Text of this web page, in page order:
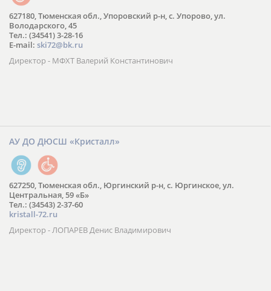
627180, Тюменская обл., Упоровский р-н, с. Упорово, ул.
Володарского, 45
Тел.: (34541) 3-28-16
E-mail: ski72@bk.ru
Директор - МФХТ Валерий Константинович
АУ ДО ДЮСШ «Кристалл»
627250, Тюменская обл., Юргинский р-н, с. Юргинское, ул.
Центральная, 59 «Б»
Тел.: (34543) 2-37-60
kristall-72.ru
Директор - ЛОПАРЕВ Денис Владимирович